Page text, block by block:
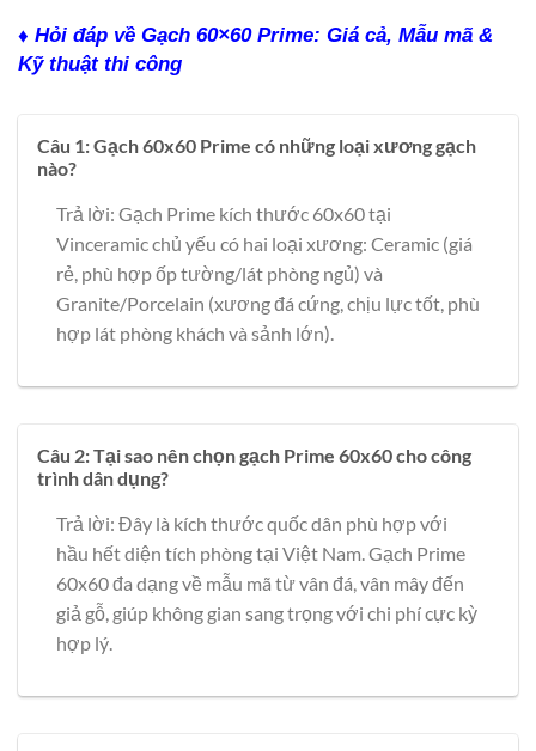
♦ Hỏi đáp về Gạch 60×60 Prime: Giá cả, Mẫu mã &
Kỹ thuật thi công
Câu 1: Gạch 60x60 Prime có những loại xương gạch
nào?
Trả lời: Gạch Prime kích thước 60x60 tại
Vinceramic chủ yếu có hai loại xương: Ceramic (giá
rẻ, phù hợp ốp tường/lát phòng ngủ) và
Granite/Porcelain (xương đá cứng, chịu lực tốt, phù
hợp lát phòng khách và sảnh lớn).
Câu 2: Tại sao nên chọn gạch Prime 60x60 cho công
trình dân dụng?
Trả lời: Đây là kích thước quốc dân phù hợp với
hầu hết diện tích phòng tại Việt Nam. Gạch Prime
60x60 đa dạng về mẫu mã từ vân đá, vân mây đến
giả gỗ, giúp không gian sang trọng với chi phí cực kỳ
hợp lý.